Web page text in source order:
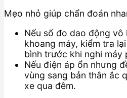
Mẹo nhỏ giúp chẩn đoán
Nếu số đo dao động vô
khoang máy, kiểm tra
bình trước khi nghi máy
Nếu điện áp ổn nhưng
vùng sang bản thân ắc
xe qua đêm.